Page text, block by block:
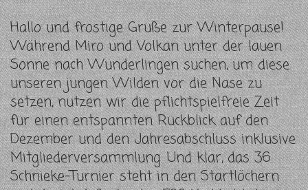
Hallo und frostige Grüße zur Winterpause!
Während Miro und Volkan unter der lauen
Sonne nach Wunderlingen suchen, um diese
unseren jungen Wilden vor die Nase zu
setzen, nutzen wir die pflichtspielfreie Zeit
für einen entspannten Rückblick auf den
Dezember und den Jahresabschluss inklusive
Mitgliederversammlung. Und klar, das 36.
Schnieke-Turnier steht in den Startlöchern